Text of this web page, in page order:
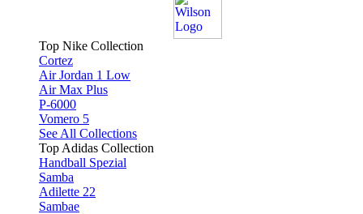
Top Nike Collection
Cortez
Air Jordan 1 Low
Air Max Plus
P-6000
Vomero 5
See All Collections
Top Adidas Collection
Handball Spezial
Samba
Adilette 22
Sambae